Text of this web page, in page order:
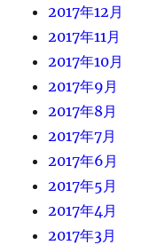
2017年12月
2017年11月
2017年10月
2017年9月
2017年8月
2017年7月
2017年6月
2017年5月
2017年4月
2017年3月